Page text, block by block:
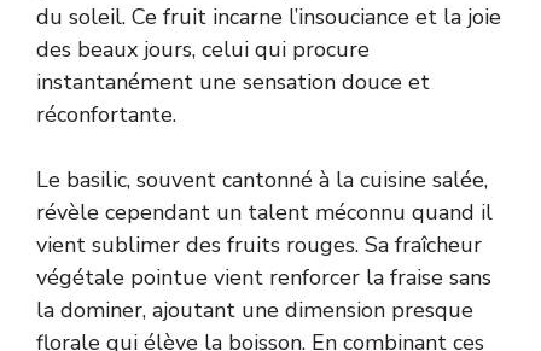
du soleil. Ce fruit incarne l’insouciance et la joie
des beaux jours, celui qui procure
instantanément une sensation douce et
réconfortante.
Le basilic, souvent cantonné à la cuisine salée,
révèle cependant un talent méconnu quand il
vient sublimer des fruits rouges. Sa fraîcheur
végétale pointue vient renforcer la fraise sans
la dominer, ajoutant une dimension presque
florale qui élève la boisson. En combinant ces